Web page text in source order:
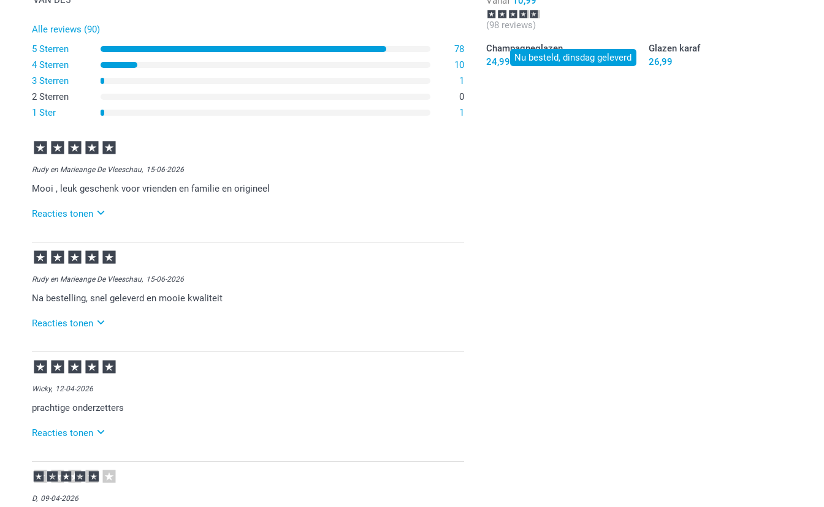
Alle reviews (90)
5 Sterren
78
4 Sterren
10
3 Sterren
1
2 Sterren
0
1 Ster
1
Rudy en Marieange De Vleeschau, 15-06-2026
Mooi , leuk geschenk voor vrienden en familie en origineel
Reacties tonen
16-06-2026
13:58
Bedankt voor je review. Fijn om te horen dat de onderzetters naar wens zijn ontvangen. Dit is zeker
een leuk gepersonaliseerd product om cadeau te geven!
Rudy en Marieange De Vleeschau, 15-06-2026
Na bestelling, snel geleverd en mooie kwaliteit
Reacties tonen
15-06-2026
11:56
Bedankt voor je bericht.
Wicky, 12-04-2026
prachtige onderzetters
Reacties tonen
15-04-2026
13:13
Bedankt voor je review. Heel fijn dat je blij bent met de onderzetters. Heel veel plezier er van!
D, 09-04-2026
(98 reviews)
Nu besteld, dinsdag geleverd
Champagneglazen
24,99
Glazen karaf
26,99